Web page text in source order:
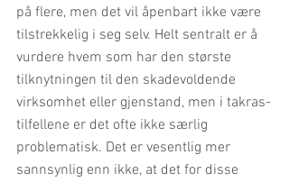
på flere, men det vil åpenbart ikke være
tilstrekkelig i seg selv. Helt sentralt er å
vurdere hvem som har den største
tilknytningen til den skadevoldende
virksomhet eller gjenstand, men i takras-
tilfellene er det ofte ikke særlig
problematisk. Det er vesentlig mer
sannsynlig enn ikke, at det for disse